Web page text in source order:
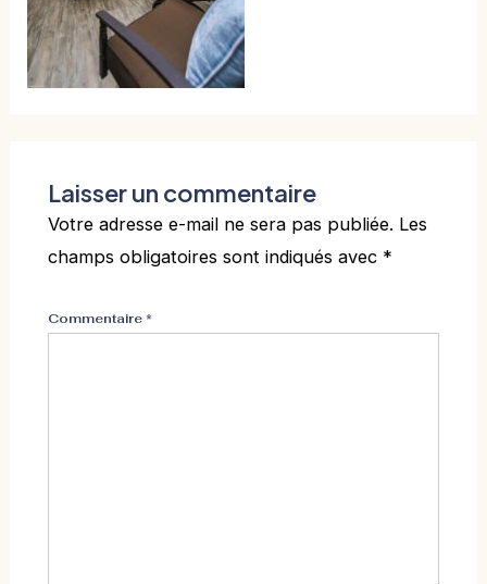
Laisser un commentaire
Votre adresse e-mail ne sera pas publiée. Les
champs obligatoires sont indiqués avec *
Commentaire*